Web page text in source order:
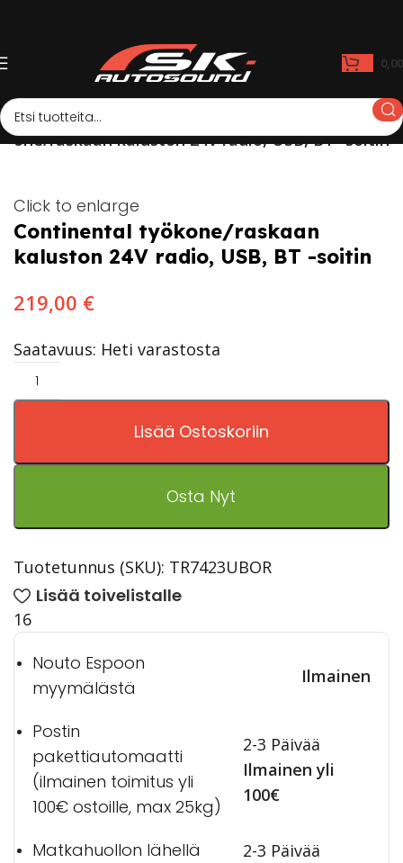
raskaan kaluston 24V radio, USB, BT -soitin
Click to enlarge
Continental työkone/raskaan
kaluston 24V radio, USB, BT -soitin
219,00 €
Saatavuus: Heti varastosta
Lisää Ostoskoriin
Osta Nyt
Tuotetunnus (SKU): TR7423UBOR
Lisää toivelistalle
16
Nouto Espoon
myymälästä
Ilmainen
Postin
pakettiautomaatti
(ilmainen toimitus yli
100€ ostoille, max 25kg)
2-3 Päivää
Ilmainen yli
100€
Matkahuollon lähellä
2-3 Päivää